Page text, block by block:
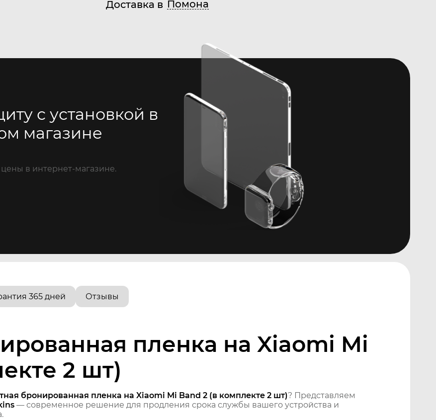
Доставка в Помона
с установкой в
магазине
в интернет-магазине.
365 дней Отзывы
пленка на Xiaomi Mi
2 шт)
бронированная пленка на Xiaomi Mi Band 2 (в комплекте 2 шт)? Представляем
— современное решение для продления срока службы вашего устройства и